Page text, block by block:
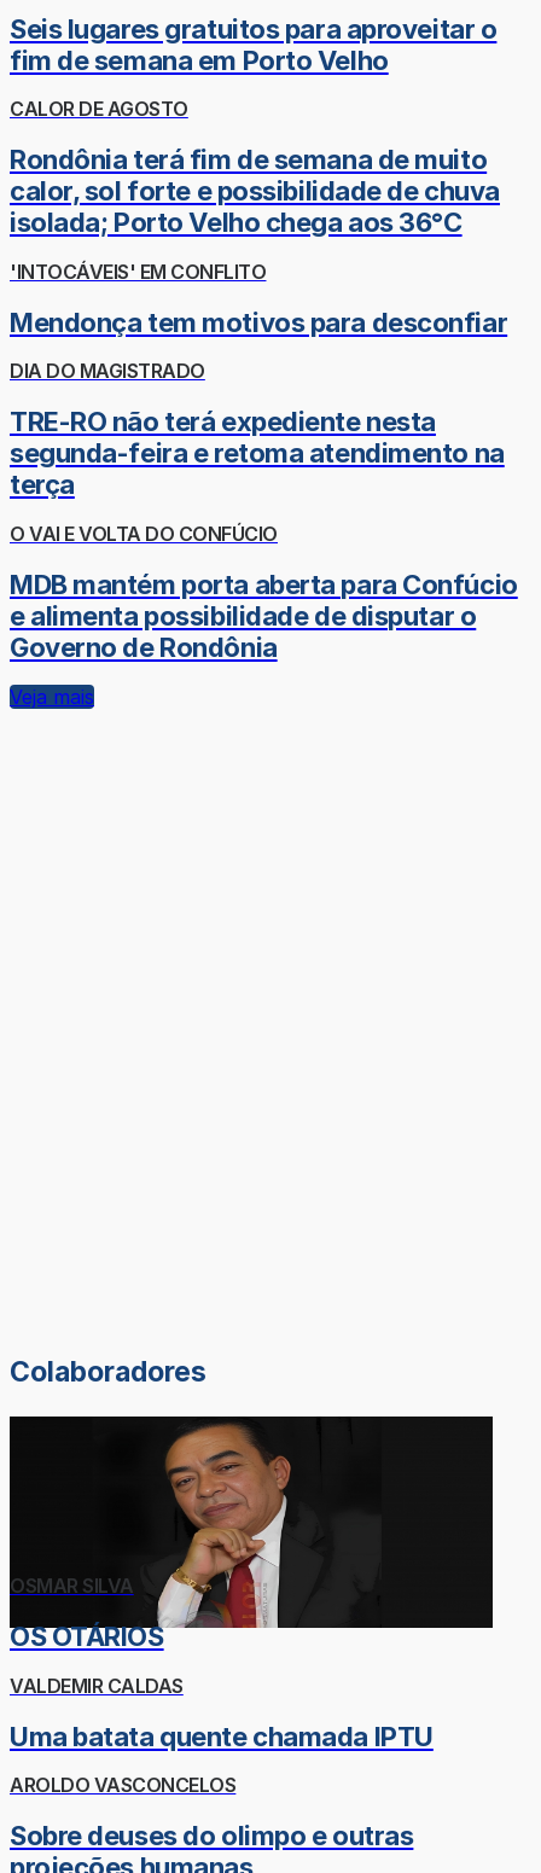
Seis lugares gratuitos para aproveitar o
fim de semana em Porto Velho
CALOR DE AGOSTO
Rondônia terá fim de semana de muito
calor, sol forte e possibilidade de chuva
isolada; Porto Velho chega aos 36°C
'INTOCÁVEIS' EM CONFLITO
Mendonça tem motivos para desconfiar
DIA DO MAGISTRADO
TRE-RO não terá expediente nesta
segunda-feira e retoma atendimento na
terça
O VAI E VOLTA DO CONFÚCIO
MDB mantém porta aberta para Confúcio
e alimenta possibilidade de disputar o
Governo de Rondônia
Veja mais
Colaboradores
OSMAR SILVA
OS OTÁRIOS
VALDEMIR CALDAS
Uma batata quente chamada IPTU
AROLDO VASCONCELOS
Sobre deuses do olimpo e outras